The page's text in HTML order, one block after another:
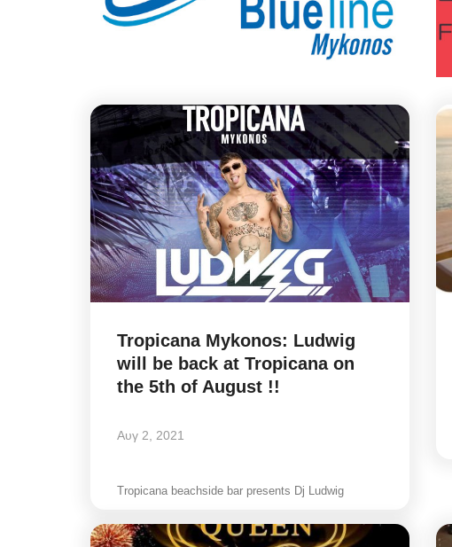
Tropicana Mykonos: Ludwig
will be back at Tropicana on
the 5th of August !!
Αυγ 2, 2021
Tropicana beachside bar presents Dj Ludwig